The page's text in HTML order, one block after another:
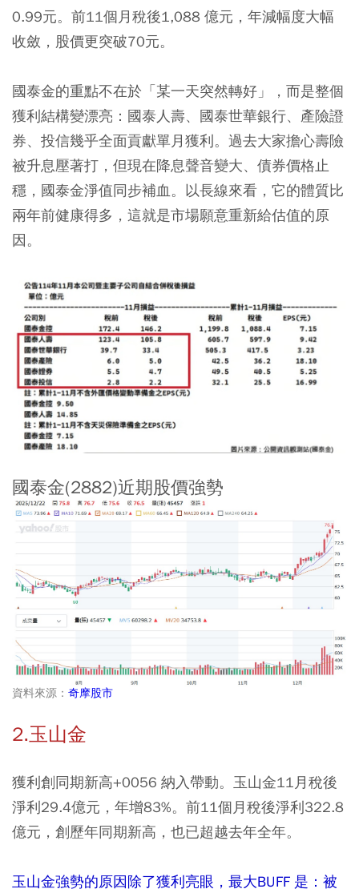
0.99元。前11個月稅後1,088 億元，年減幅度大幅
收斂，股價更突破70元。
國泰金的重點不在於「某一天突然轉好」，而是整個
獲利結構變漂亮：國泰人壽、國泰世華銀行、產險證
券、投信幾乎全面貢獻單月獲利。過去大家擔心壽險
被升息壓著打，但現在降息聲音變大、債券價格止
穩，國泰金淨值同步補血。以長線來看，它的體質比
兩年前健康得多，這就是市場願意重新給估值的原
因。
國泰金(2882)近期股價強勢
資料來源： 奇摩股市
2.玉山金
獲利創同期新高+0056 納入帶動。玉山金11月稅後
淨利29.4億元，年增83%。前11個月稅後淨利322.8
億元，創歷年同期新高，也已超越去年全年。
玉山金強勢的原因除了獲利亮眼，最大BUFF 是：被